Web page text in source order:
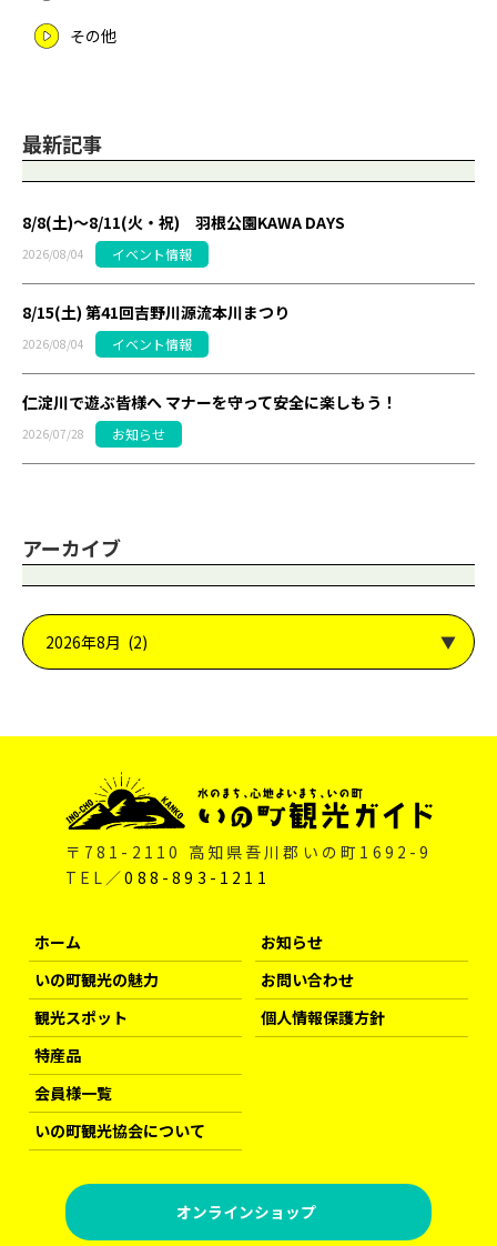
その他
最新記事
8/8(土)～8/11(火・祝) 羽根公園KAWA DAYS
2026/08/04 イベント情報
8/15(土) 第41回吉野川源流本川まつり
2026/08/04 イベント情報
仁淀川で遊ぶ皆様へ マナーを守って安全に楽しもう！
2026/07/28 お知らせ
アーカイブ
〒781-2110 高知県吾川郡いの町1692-9
TEL／088-893-1211
ホーム
いの町観光の魅力
観光スポット
特産品
お知らせ
お問い合わせ
個人情報保護方針
会員様一覧
いの町観光協会について
オンラインショップ